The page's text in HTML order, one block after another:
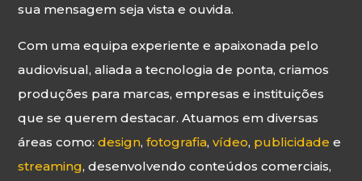
Filmes & Séries
ALUGUER
Estúdio
SOBRE NÓS
sua mensagem seja vista e ouvida.
Com uma equipa experiente e apaixonada pelo
audiovisual, aliada a tecnologia de ponta, criamos
produções para marcas, empresas e instituições
que se querem destacar. Atuamos em diversas
áreas como:design,fotografia,vídeo, publicidade e
streaming, desenvolvendo conteúdos comerciais,